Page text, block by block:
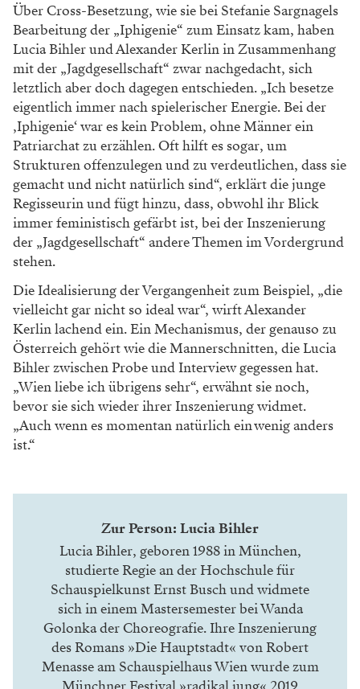
Über Cross-Besetzung, wie sie bei Stefanie Sargnagels
Bearbeitung der „Iphigenie“ zum Einsatz kam, haben
Lucia Bihler und Alexander Kerlin in Zusammenhang
mit der „Jagdgesellschaft“ zwar nachgedacht, sich
letztlich aber doch dagegen entschieden. „Ich besetze
eigentlich immer nach spielerischer Energie. Bei der
‚Iphigenie‘ war es kein Problem, ohne Männer ein
Patriarchat zu erzählen. Oft hilft es sogar, um
Strukturen offenzulegen und zu verdeutlichen, dass sie
gemacht und nicht natürlich sind“, erklärt die junge
Regisseurin und fügt hinzu, dass, obwohl ihr Blick
immer feministisch gefärbt ist, bei der Inszenierung
der „Jagdgesellschaft“ andere Themen im Vordergrund
stehen.
Die Idealisierung der Vergangenheit zum Beispiel, „die
vielleicht gar nicht so ideal war“, wirft Alexander
Kerlin lachend ein. Ein Mechanismus, der genauso zu
Österreich gehört wie die Mannerschnitten, die Lucia
Bihler zwischen Probe und Interview gegessen hat.
„Wien liebe ich übrigens sehr“, erwähnt sie noch,
bevor sie sich wieder ihrer Inszenierung widmet.
„Auch wenn es momentan natürlich ein wenig anders
ist.“
Zur Person: Lucia Bihler
Lucia Bihler, geboren 1988 in München,
studierte Regie an der Hochschule für
Schauspielkunst Ernst Busch und widmete
sich in einem Mastersemester bei Wanda
Golonka der Choreografie. Ihre Inszenierung
des Romans »Die Hauptstadt« von Robert
Menasse am Schauspielhaus Wien wurde zum